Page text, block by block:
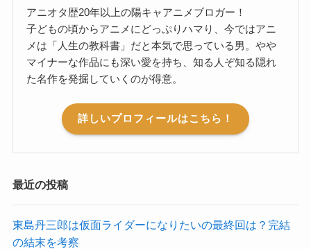
アニオタ歴20年以上の陽キャアニメブロガー！
子どもの頃からアニメにどっぷりハマり、今ではアニ
メは「人生の教科書」だと本気で思っている男。やや
マイナーな作品にも深い愛を持ち、知る人ぞ知る隠れ
た名作を発掘していくのが得意。
詳しいプロフィールはこちら！
最近の投稿
東島丹三郎は仮面ライダーになりたいの最終回は？完結
の結末を考察